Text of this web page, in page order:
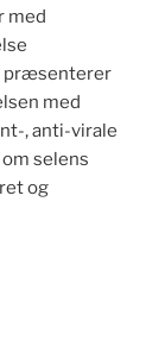
med
præsenterer
med
, anti-virale
selens
og